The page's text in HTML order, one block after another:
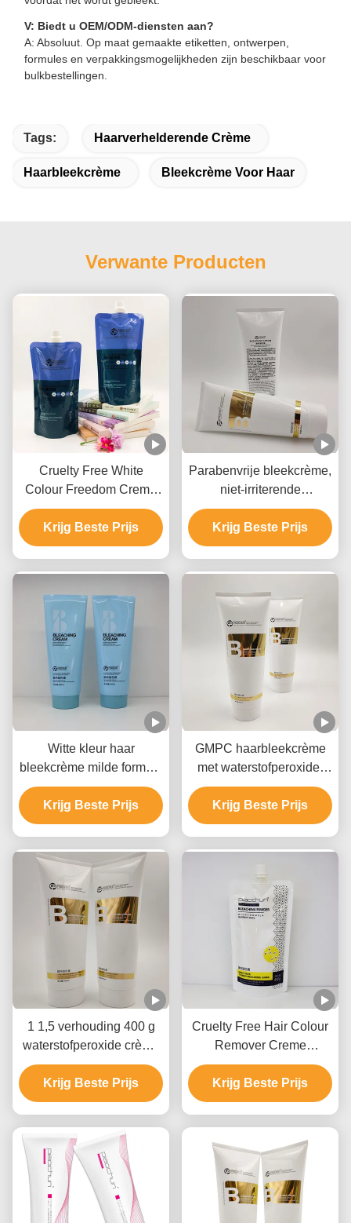
V: Biedt u OEM/ODM-diensten aan?
A: Absoluut. Op maat gemaakte etiketten, ontwerpen,
formules en verpakkingsmogelijkheden zijn beschikbaar voor
bulkbestellingen.
Tags: Haarverhelderende Crème
Haarbleekcrème Bleekcrème Voor Haar
Verwante Producten
Cruelty Free White
Colour Freedom Creme
Bleach Private Label
Voor alle haartypes
Krijg Beste Prijs
Parabenvrije bleekcrème,
niet-irriterende
haarverlichting.
Krijg Beste Prijs
Witte kleur haar
bleekcrème milde formule
snel vervaagend Lift tot 9
niveaus
Krijg Beste Prijs
GMPC haarbleekcrème
met waterstofperoxide,
ammoniumhydroxide en
minerale olie
Krijg Beste Prijs
1 1,5 verhouding 400 g
waterstofperoxide crème
voor haarverfverwijder
GMPC goedkeuring
Krijg Beste Prijs
Cruelty Free Hair Colour
Remover Creme
Haarbleking voor
salongebruik 9 niveaus
Krijg Beste Prijs